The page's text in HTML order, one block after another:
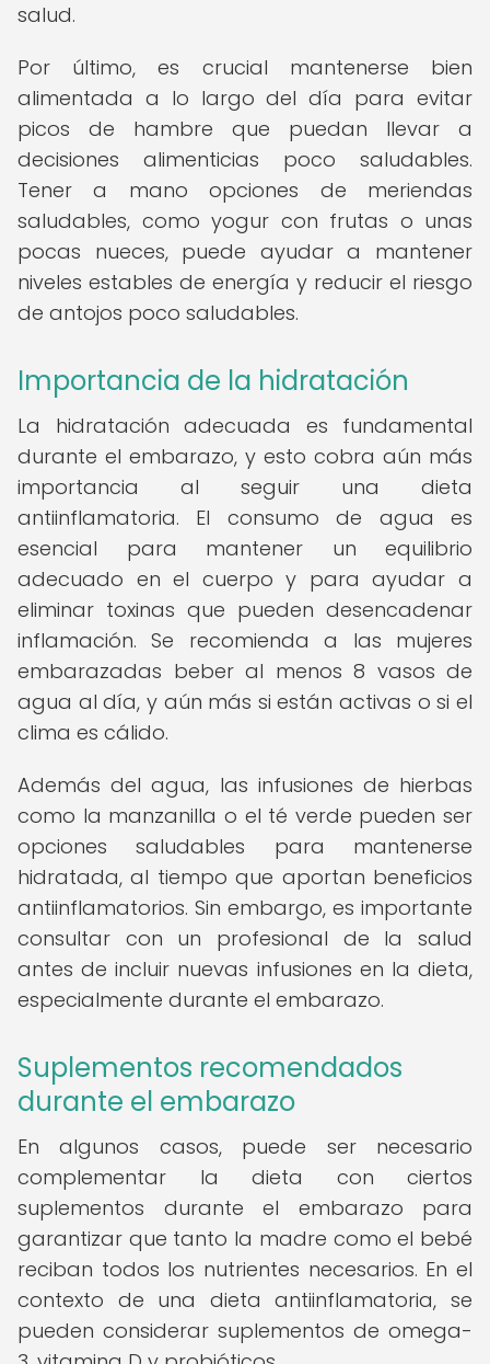
salud.
Por último, es crucial mantenerse bien
alimentada a lo largo del día para evitar
picos de hambre que puedan llevar a
decisiones alimenticias poco saludables.
Tener a mano opciones de meriendas
saludables, como yogur con frutas o unas
pocas nueces, puede ayudar a mantener
niveles estables de energía y reducir el riesgo
de antojos poco saludables.
Importancia de la hidratación
La hidratación adecuada es fundamental
durante el embarazo, y esto cobra aún más
importancia al seguir una dieta
antiinflamatoria. El consumo de agua es
esencial para mantener un equilibrio
adecuado en el cuerpo y para ayudar a
eliminar toxinas que pueden desencadenar
inflamación. Se recomienda a las mujeres
embarazadas beber al menos 8 vasos de
agua al día, y aún más si están activas o si el
clima es cálido.
Además del agua, las infusiones de hierbas
como la manzanilla o el té verde pueden ser
opciones saludables para mantenerse
hidratada, al tiempo que aportan beneficios
antiinflamatorios. Sin embargo, es importante
consultar con un profesional de la salud
antes de incluir nuevas infusiones en la dieta,
especialmente durante el embarazo.
Suplementos recomendados
durante el embarazo
En algunos casos, puede ser necesario
complementar la dieta con ciertos
suplementos durante el embarazo para
garantizar que tanto la madre como el bebé
reciban todos los nutrientes necesarios. En el
contexto de una dieta antiinflamatoria, se
pueden considerar suplementos de omega-